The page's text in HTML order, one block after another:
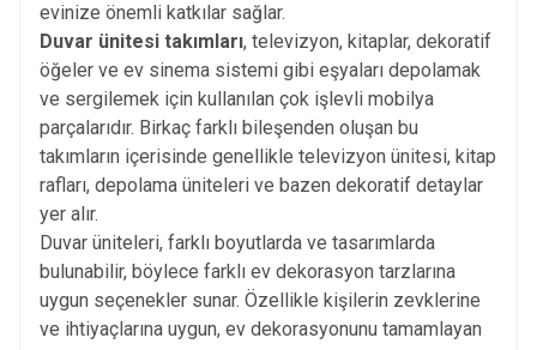
evinize önemli katkılar sağlar.
Duvar ünitesi takımları, televizyon, kitaplar, dekoratif
öğeler ve ev sinema sistemi gibi eşyaları depolamak
ve sergilemek için kullanılan çok işlevli mobilya
parçalarıdır. Birkaç farklı bileşenden oluşan bu
takımların içerisinde genellikle televizyon ünitesi, kitap
rafları, depolama üniteleri ve bazen dekoratif detaylar
yer alır.
Duvar üniteleri, farklı boyutlarda ve tasarımlarda
bulunabilir, böylece farklı ev dekorasyon tarzlarına
uygun seçenekler sunar. Özellikle kişilerin zevklerine
ve ihtiyaçlarına uygun, ev dekorasyonunu tamamlayan